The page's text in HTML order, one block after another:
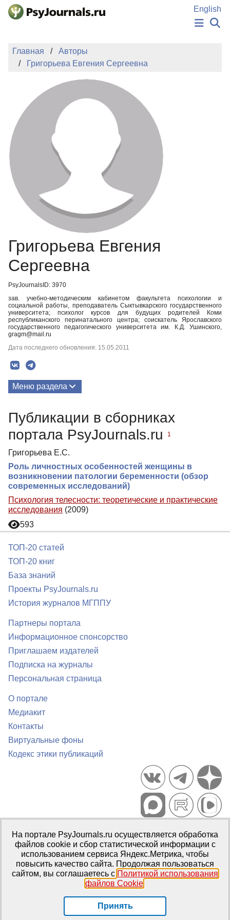
Перейти к основному содержанию
English
ИЗДАНИЯ
АВТОРЫ
ПОДАТЬ РУКОПИСЬ
БАЗА ЗНАНИЙ
КЛЮЧЕВЫЕ СЛОВА
Регистрация
Главная
Авторы
Григорьева Евгения Сергеевна
Григорьева Евгения
Сергеевна
PsyJournalsID: 3970
зав. учебно-методическим кабинетом факультета психологии и
социальной работы, преподаватель Сыктывкарского государственного
университета; психолог курсов для будущих родителей Коми
республиканского перинатального центра; соискатель Ярославского
государственного педагогического университета им. К.Д. Ушинского,
gragm@mail.ru
Дата последнего обновления: 15.05.2011
Меню раздела
Публикации в сборниках
портала PsyJournals.ru
1
Григорьева Е.С.
Роль личностных особенностей женщины в
возникновении патологии беременности (обзор
современных исследований)
Психология телесности: теоретические и практические
исследования (2009)
593
ТОП-20 статей
ТОП-20 книг
База знаний
Проекты PsyJournals.ru
История журналов МГППУ
Партнеры портала
Информационное спонсорство
Приглашаем издателей
Подписка на журналы
Персональная страница
О портале
Медиакит
Контакты
Виртуальные фоны
Кодекс этики публикаций
Портал психологических изданий PsyJournals.ru, 2007–2026
Правила использования материалов
Свидетельство регистрации СМИЭл № ФС77-66447 от 14 июля
2016 г.
Издатель: ФГБОУ ВО МГППУ
На портале PsyJournals.ru осуществляется обработка
файлов cookie и сбор статистической информации с
использованием сервиса Яндекс.Метрика, чтобы
повысить качество сайта. Продолжая пользоваться
сайтом, вы соглашаетесь с Политикой использования
файлов Cookie.
Принять